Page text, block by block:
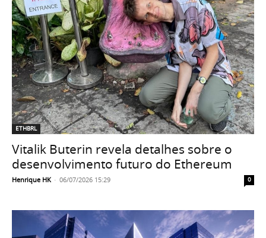
ETHBRL
Vitalik Buterin revela detalhes sobre o
desenvolvimento futuro do Ethereum
Henrique HK - 06/07/2026 15:29 0